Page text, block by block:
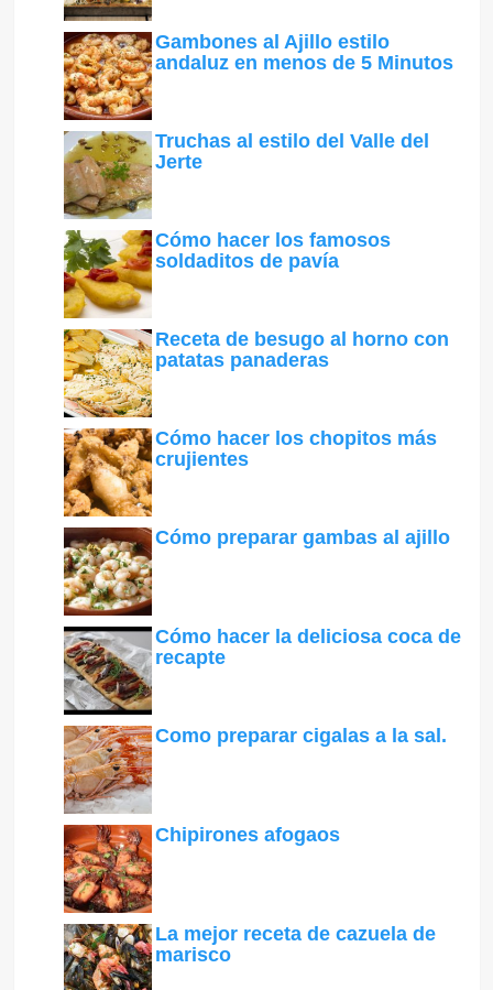
Gambones al Ajillo estilo
andaluz en menos de 5 Minutos
Truchas al estilo del Valle del
Jerte
Cómo hacer los famosos
soldaditos de pavía
Receta de besugo al horno con
patatas panaderas
Cómo hacer los chopitos más
crujientes
Cómo preparar gambas al ajillo
Cómo hacer la deliciosa coca de
recapte
Como preparar cigalas a la sal.
Chipirones afogaos
La mejor receta de cazuela de
marisco